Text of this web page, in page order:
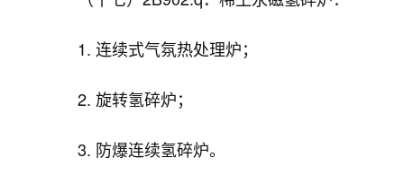
1. 连续式气氛热处理炉；
2. 旋转氢碎炉；
3. 防爆连续氢碎炉。